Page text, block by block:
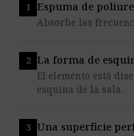
Espuma de
Absorbe las
La forma de
El elemento está
esquina de la sala.
Una superficie